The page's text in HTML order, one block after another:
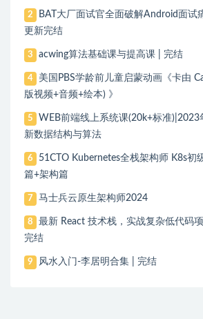
2
BAT大厂面试官全面破解Android面试
更新完结
3 acwing算法基础课与提高课 | 完结
4
美国PBS学龄前儿童启蒙动画《卡由
版视频+音频+绘本) 》
5
WEB前端线上系统课(20k+标准)|2023
新数据结构与算法
6
51CTO Kubernetes全栈架构师 K8s初
篇+架构篇
7 马士兵云原生架构师2024
8
最新 React 技术栈，实战复杂低代码
完结
9 风水入门-李居明合集 | 完结